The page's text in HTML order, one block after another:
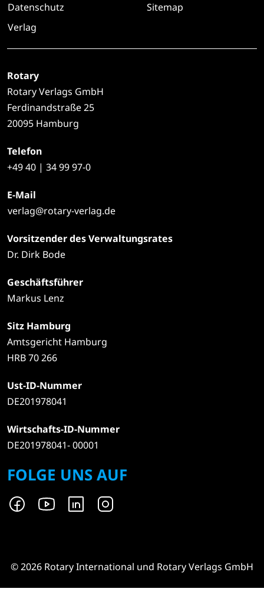
Datenschutz
Sitemap
Verlag
Rotary
Rotary Verlags GmbH
Ferdinandstraße 25
20095 Hamburg
Telefon
+4940 | 34 99 97-0
E-Mail
verlag@rotary-verlag.de
Vorsitzender des Verwaltungsrates
Dr. Dirk Bode
Geschäftsführer
Markus Lenz
Sitz Hamburg
Amtsgericht Hamburg
HRB 70 266
Ust-ID-Nummer
DE201978041
Wirtschafts-ID-Nummer
DE201978041- 00001
FOLGE UNS AUF
© 2026 Rotary International und Rotary Verlags GmbH